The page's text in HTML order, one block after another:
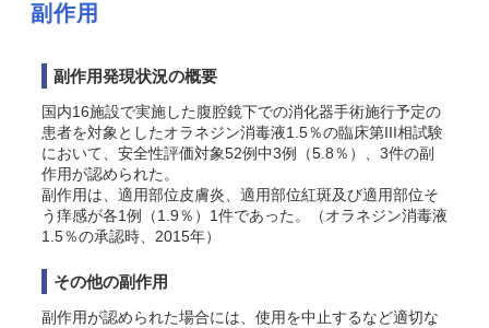
副作用
副作用発現状況の概要
国内16施設で実施した腹腔鏡下での消化器手術施行予定の
患者を対象としたオラネジン消毒液1.5％の臨床第III相試験
において、安全性評価対象52例中3例（5.8％）、3件の副
作用が認められた。
副作用は、適用部位皮膚炎、適用部位紅斑及び適用部位そ
う痒感が各1例（1.9％）1件であった 。（オラネジン消毒液
1.5％の承認時、2015年）
その他の副作用
副作用が認められた場合には、使用を中止するなど適切な